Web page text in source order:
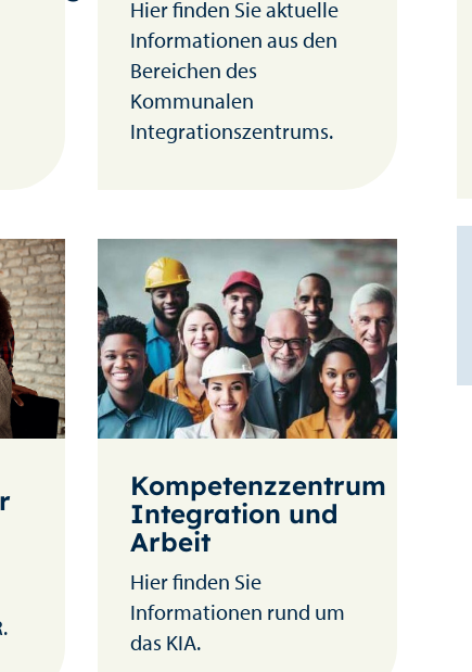
Hier finden Sie aktuelle
Informationen aus den
Bereichen des
Kommunalen
Integrationszentrums.
Kompetenzzentrum
Integration und
Arbeit
Hier finden Sie
Informationen rund um
das KIA.